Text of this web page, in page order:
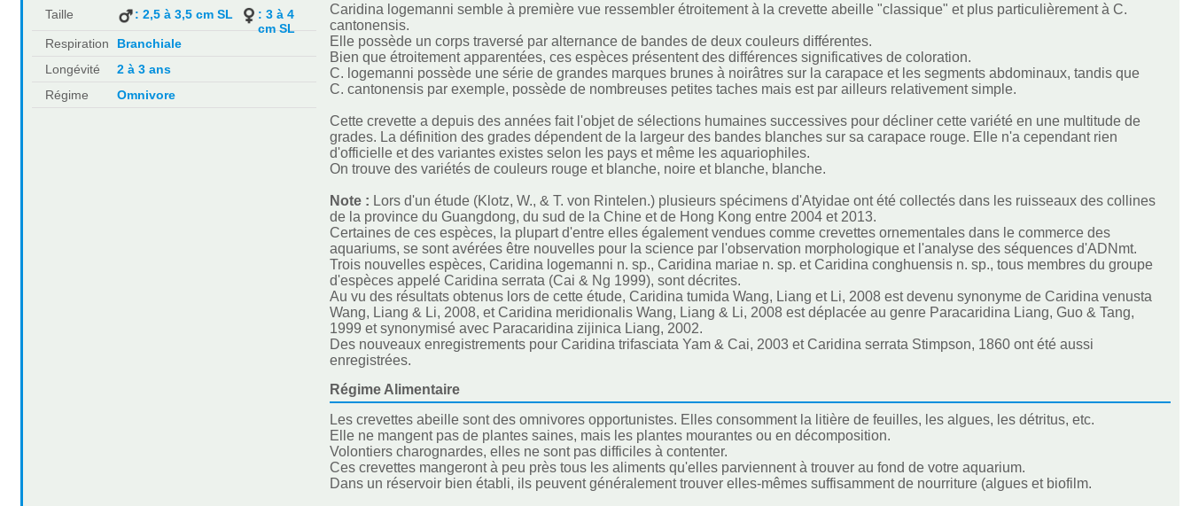
Taille : 2,5 à 3,5 cm SL
: 3 à 4
cm SL
Respiration
Branchiale
Longévité
2 à 3 ans
Régime
Omnivore
Caridina logemanni semble à première vue ressembler étroitement à la crevette abeille "classique" et plus particulièrement à C.
cantonensis.
Elle possède un corps traversé par alternance de bandes de deux couleurs différentes.
Bien que étroitement apparentées, ces espèces présentent des différences significatives de coloration.
C. logemanni possède une série de grandes marques brunes à noirâtres sur la carapace et les segments abdominaux, tandis que
C. cantonensis par exemple, possède de nombreuses petites taches mais est par ailleurs relativement simple.
Cette crevette a depuis des années fait l'objet de sélections humaines successives pour décliner cette variété en une multitude de
grades. La définition des grades dépendent de la largeur des bandes blanches sur sa carapace rouge. Elle n'a cependant rien
d'officielle et des variantes existes selon les pays et même les aquariophiles.
On trouve des variétés de couleurs rouge et blanche, noire et blanche, blanche.
Note : Lors d'un étude (Klotz, W., & T. von Rintelen.) plusieurs spécimens d'Atyidae ont été collectés dans les ruisseaux des collines
de la province du Guangdong, du sud de la Chine et de Hong Kong entre 2004 et 2013.
Certaines de ces espèces, la plupart d'entre elles également vendues comme crevettes ornementales dans le commerce des
aquariums, se sont avérées être nouvelles pour la science par l'observation morphologique et l'analyse des séquences d'ADNmt.
Trois nouvelles espèces, Caridina logemanni n. sp., Caridina mariae n. sp. et Caridina conghuensis n. sp., tous membres du groupe
d'espèces appelé Caridina serrata (Cai & Ng 1999), sont décrites.
Au vu des résultats obtenus lors de cette étude, Caridina tumida Wang, Liang et Li, 2008 est devenu synonyme de Caridina venusta
Wang, Liang & Li, 2008, et Caridina meridionalis Wang, Liang & Li, 2008 est déplacée au genre Paracaridina Liang, Guo & Tang,
1999 et synonymisé avec Paracaridina zijinica Liang, 2002.
Des nouveaux enregistrements pour Caridina trifasciata Yam & Cai, 2003 et Caridina serrata Stimpson, 1860 ont été aussi
enregistrées.
Régime Alimentaire
Les crevettes abeille sont des omnivores opportunistes. Elles consomment la litière de feuilles, les algues, les détritus, etc.
Elle ne mangent pas de plantes saines, mais les plantes mourantes ou en décomposition.
Volontiers charognardes, elles ne sont pas difficiles à contenter.
Ces crevettes mangeront à peu près tous les aliments qu'elles parviennent à trouver au fond de votre aquarium.
Dans un réservoir bien établi, ils peuvent généralement trouver elles-mêmes suffisamment de nourriture (algues et biofilm.